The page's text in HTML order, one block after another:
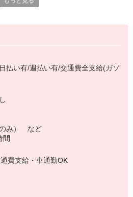
・ホテルのフロントスタッフなど、
て転職し、接客経験を活かして活躍
ジュールにもゆとりがあるため、バ
ち着いて働けます♪
」
♪
い有/週払い有/交通費全支給(ガソ
のみ） など
費支給・車通勤OK